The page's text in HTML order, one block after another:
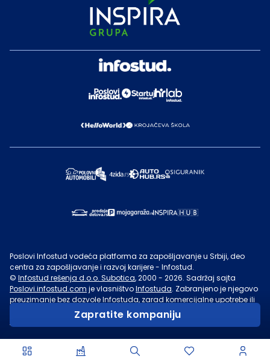
Zapratite kompaniju
Poslovi Infostud vodeća platforma za zapošljavanje u Srbiji, deo
centra za zapošljavanje i razvoj karijere - Infostud.
© Infostud rešenja d.o.o. Subotica, 2000 - 2026. Sadržaj sajta
Poslovi.infostud.com je vlasništvoInfostuda. Zabranjeno je njegovo
preuzimanje bez dozvoleInfostuda, zarad komercijalne upotrebe ili
u druge svrhe, osim za lične potrebe posetilaca sajta.